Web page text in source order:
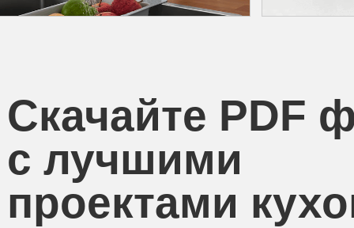
Скачайте PDF
с лучшими
проектами